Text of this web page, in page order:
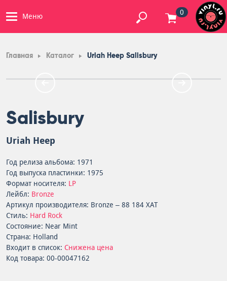
Меню 0
Главная Каталог Uriah Heep Salisbury
Salisbury
Uriah Heep
Год релиза альбома: 1971
Год выпуска пластинки: 1975
Формат носителя: LP
Лейбл: Bronze
Артикул производителя: Bronze – 88 184 XAT
Стиль: Hard Rock
Состояние: Near Mint
Страна: Holland
Входит в список: Снижена цена
Код товара: 00-00047162